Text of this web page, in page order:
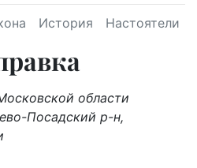
История Настоятели
области
Посадский р-н,